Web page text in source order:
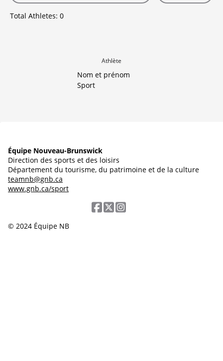
Total Athletes: 0
Athlète
Nom et prénom
Sport
Équipe Nouveau-Brunswick
Direction des sports et des loisirs
Département du tourisme, du patrimoine et de la culture
teamnb@gnb.ca
www.gnb.ca/sport
© 2024 Équipe NB